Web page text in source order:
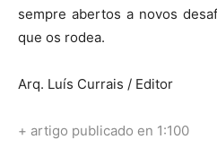
sempre abertos a novos
que os rodea.
Arq. Luís Currais / Editor
+ artigo publicado en 1:100